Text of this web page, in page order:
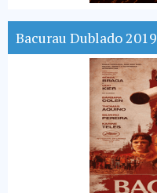
Bacurau Dublado 2019